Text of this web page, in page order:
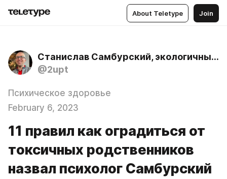
About Teletype Join
Станислав Самбурский, экологичный психолог
@2upt
Психическое здоровье
February 6, 2023
11 правил как оградиться от
токсичных родственников
назвал психолог Самбурский